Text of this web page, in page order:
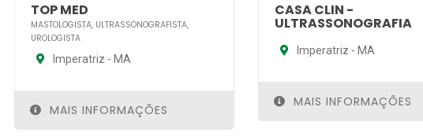
TOP MED
MASTOLOGISTA, ULTRASSONOGRAFISTA,
UROLOGISTA
Imperatriz - MA
MAIS INFORMAÇÕES
CASA CLIN -
ULTRASSONOGRAFIA
Imperatriz - MA
MAIS INFORMAÇÕES